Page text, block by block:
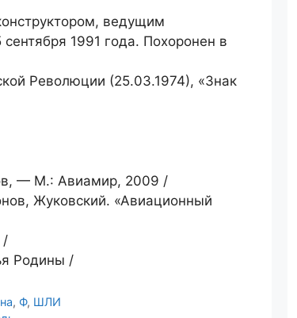
ведущим
1991 года. Похоронен в
Революции (25.03.1974), «Знак
— М.: Авиамир, 2009 /
Жуковский. «Авиационный
/
Родины /
, Ф, ШЛИ